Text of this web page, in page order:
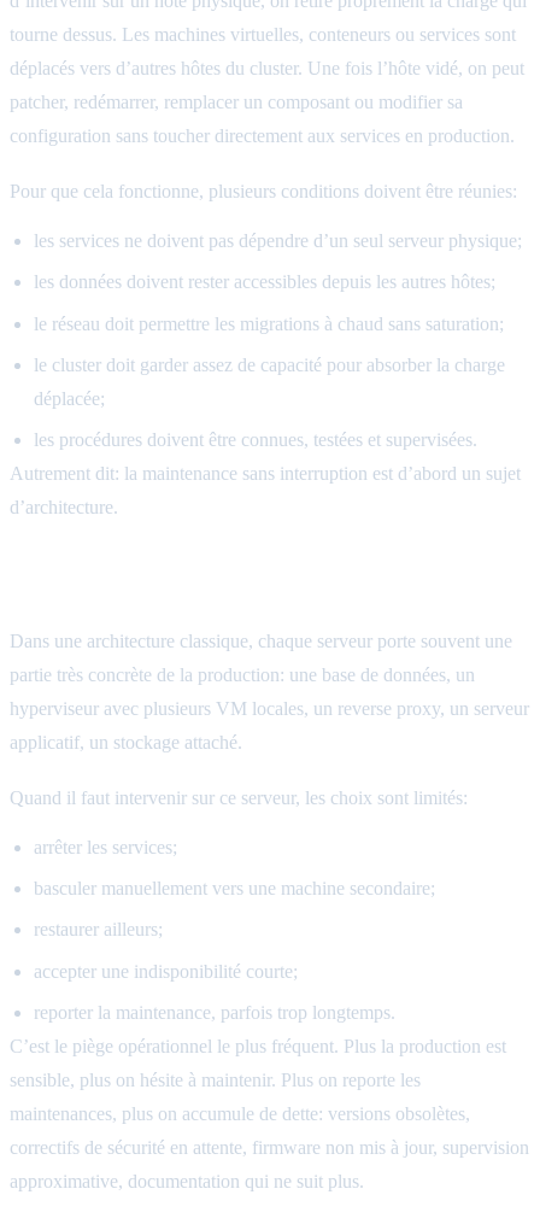
tourne dessus. Les machines virtuelles, conteneurs ou services sont
déplacés vers d’autres hôtes du cluster. Une fois l’hôte vidé, on peut
patcher, redémarrer, remplacer un composant ou modifier sa
configuration sans toucher directement aux services en production.
Pour que cela fonctionne, plusieurs conditions doivent être réunies:
les services ne doivent pas dépendre d’un seul serveur physique;
les données doivent rester accessibles depuis les autres hôtes;
le réseau doit permettre les migrations à chaud sans saturation;
le cluster doit garder assez de capacité pour absorber la charge
déplacée;
les procédures doivent être connues, testées et supervisées.
Autrement dit: la maintenance sans interruption est d’abord un sujet
d’architecture.
Dans une architecture classique, chaque serveur porte souvent une
partie très concrète de la production: une base de données, un
hyperviseur avec plusieurs VM locales, un reverse proxy, un serveur
applicatif, un stockage attaché.
Quand il faut intervenir sur ce serveur, les choix sont limités:
arrêter les services;
basculer manuellement vers une machine secondaire;
restaurer ailleurs;
accepter une indisponibilité courte;
reporter la maintenance, parfois trop longtemps.
C’est le piège opérationnel le plus fréquent. Plus la production est
sensible, plus on hésite à maintenir. Plus on reporte les
maintenances, plus on accumule de dette: versions obsolètes,
correctifs de sécurité en attente, firmware non mis à jour, supervision
approximative, documentation qui ne suit plus.